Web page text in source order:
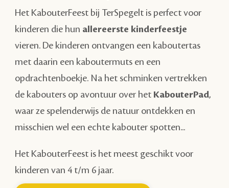
Het KabouterFeest bij TerSpegelt is perfect voor
kinderen die hun allereerste kinderfeestje
vieren. De kinderen ontvangen een kaboutertas
met daarin een kaboutermuts en een
opdrachtenboekje. Na het schminken vertrekken
de kabouters op avontuur over het KabouterPad,
waar ze spelenderwijs de natuur ontdekken en
misschien wel een echte kabouter spotten...
Het KabouterFeest is het meest geschikt voor
kinderen van 4 t/m 6 jaar.